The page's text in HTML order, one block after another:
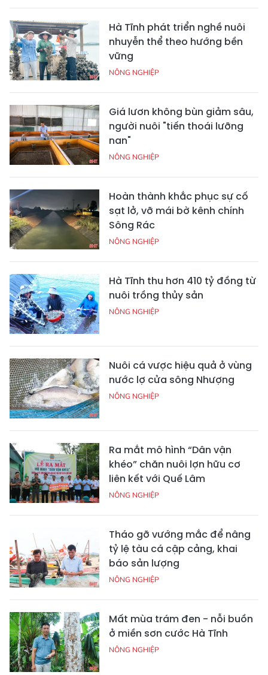
Hà Tĩnh phát triển nghề nuôi
nhuyễn thể theo hướng bền
vững
NÔNG NGHIỆP
Giá lươn không bùn giảm sâu,
người nuôi "tiến thoái lưỡng
nan"
NÔNG NGHIỆP
Hoàn thành khắc phục sự cố
sạt lở, vỡ mái bờ kênh chính
Sông Rác
NÔNG NGHIỆP
Hà Tĩnh thu hơn 410 tỷ đồng từ
nuôi trồng thủy sản
NÔNG NGHIỆP
Nuôi cá vược hiệu quả ở vùng
nước lợ cửa sông Nhượng
NÔNG NGHIỆP
Ra mắt mô hình “Dân vận
khéo” chăn nuôi lợn hữu cơ
liên kết với Quế Lâm
NÔNG NGHIỆP
Tháo gỡ vướng mắc để nâng
tỷ lệ tàu cá cập cảng, khai
báo sản lượng
NÔNG NGHIỆP
Mất mùa trám đen - nỗi buồn
ở miền sơn cước Hà Tĩnh
NÔNG NGHIỆP